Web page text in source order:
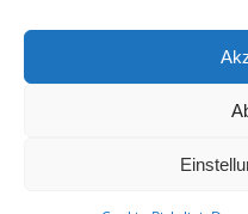
Alle bisherigen Partien
anzeigen